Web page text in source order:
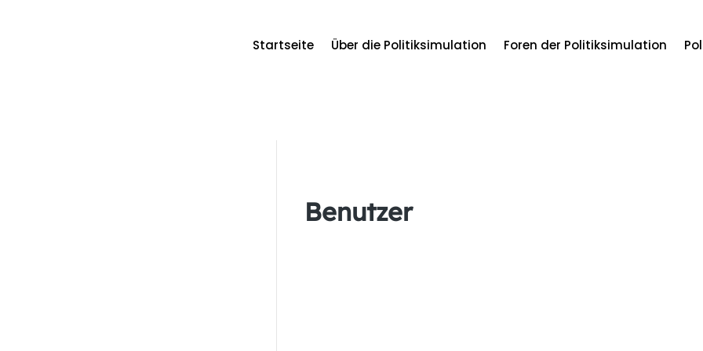
Startseite Über die Politiksimulation Foren der Politiksimulation
Benutzer